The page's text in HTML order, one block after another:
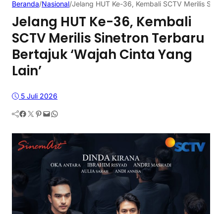
Beranda/Nasional/Jelang HUT Ke-36, Kembali SCTV Merilis
Jelang HUT Ke-36, Kembali
SCTV Merilis Sinetron Terbaru
Bertajuk ‘Wajah Cinta Yang
Lain’
5 Juli 2026
Facebook Twitter Pinterest Mail WhatsApp